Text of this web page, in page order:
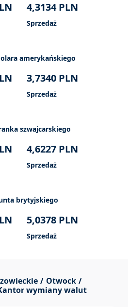
4,3134PLN
Sprzedaż
amerykańskiego
3,7340 PLN
Sprzedaż
szwajcarskiego
4,6227 PLN
Sprzedaż
brytyjskiego
5,0378 PLN
Sprzedaż
Otwock
wymiany walut